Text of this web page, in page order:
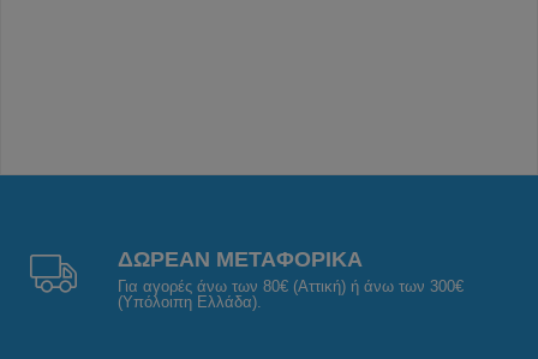
ΔΩΡΕΑΝ ΜΕΤΑΦΟΡΙΚΑ
Για αγορές άνω των 80€ (Αττική) ή άνω των 300€
(Υπόλοιπη Ελλάδα).